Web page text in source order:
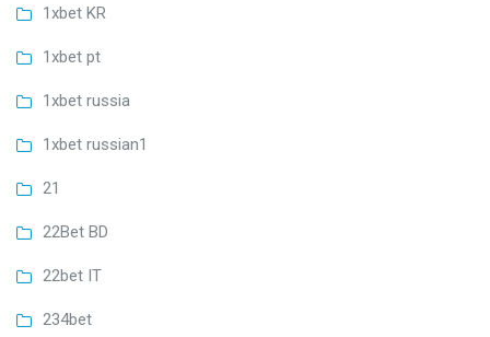
1xbet KR
1xbet pt
1xbet russia
1xbet russian1
21
22Bet BD
22bet IT
234bet